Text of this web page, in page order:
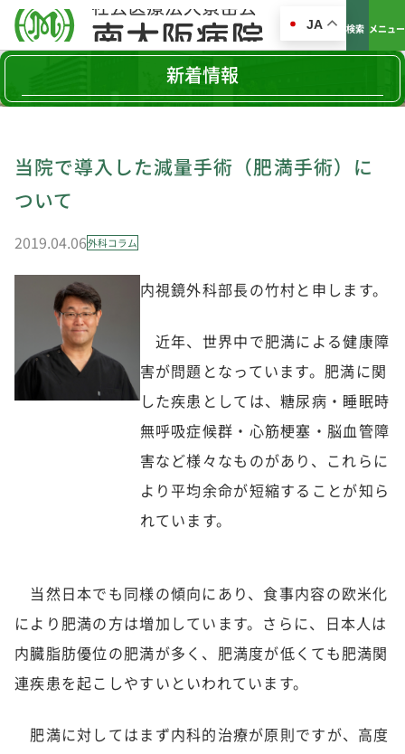
JA 検索 メニュー
新着情報
当院で導入した減量手術（肥満手術）に
ついて
2019.04.06外科コラム
内視鏡外科部長の竹村と申します。
近年、世界中で肥満による健康障
害が問題となっています。肥満に関
した疾患としては、糖尿病・睡眠時
無呼吸症候群・心筋梗塞・脳血管障
害など様々なものがあり、これらに
より平均余命が短縮することが知ら
れています。
当然日本でも同様の傾向にあり、食事内容の欧米化
により肥満の方は増加しています。さらに、日本人は
内臓脂肪優位の肥満が多く、肥満度が低くても肥満関
連疾患を起こしやすいといわれています。
肥満に対してはまず内科的治療が原則ですが、高度